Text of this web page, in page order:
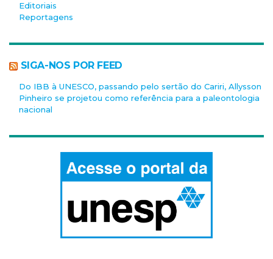
Editoriais
Reportagens
SIGA-NOS POR FEED
Do IBB à UNESCO, passando pelo sertão do Cariri, Allysson
Pinheiro se projetou como referência para a paleontologia
nacional